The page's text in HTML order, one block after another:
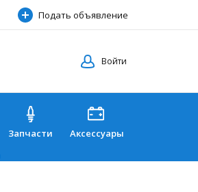
Подать объявление
Войти
Запчасти Аксессуары